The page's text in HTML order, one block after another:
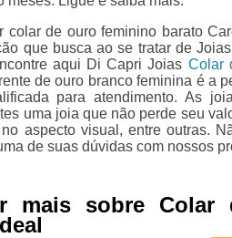
colar de ouro feminino barato
que busca ao se tratar de
aqui Di Capri Joias Colar
de ouro branco feminina é a
para atendimento. As
uma joia que não perde seu
aspecto visual, entre outras.
de suas dúvidas com nossos
mais sobre Colar